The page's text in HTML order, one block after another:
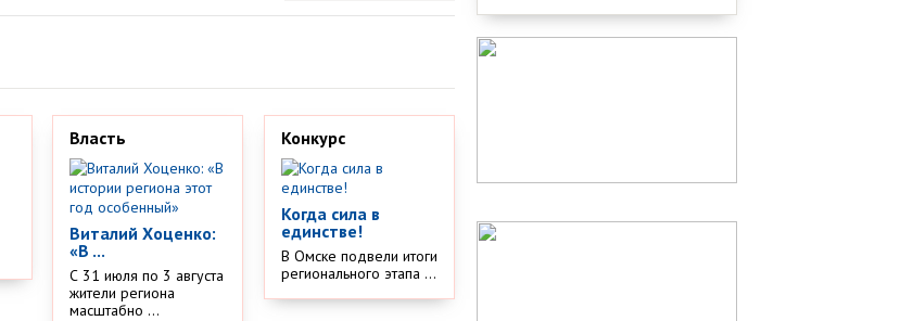
Власть
Виталий Хоценко:
«В ...
С 31 июля по 3 августа
жители региона
масштабно ...
Конкурс
Когда сила в
единстве!
В Омске подвели итоги
регионального этапа ...